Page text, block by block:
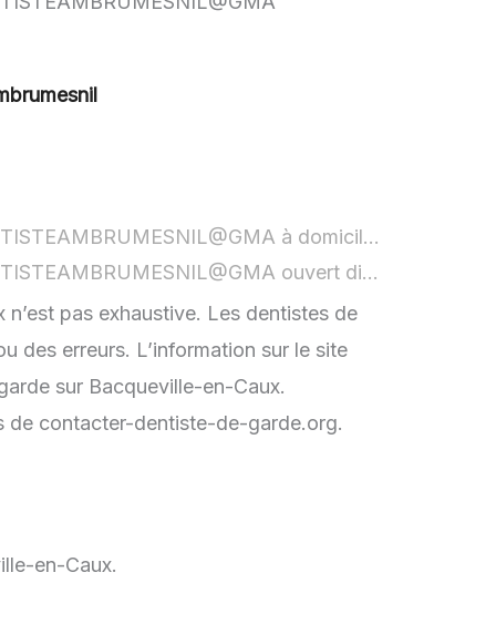
Dentiste Ambrumesnil - Dr Sami Lhaiba RDVDENTISTEAMBRUMESNIL@GMA à domicile :
Dentiste Ambrumesnil - Dr Sami Lhaiba RDVDENTISTEAMBRUMESNIL@GMA ouvert dimanche :
pas exhaustive. Les dentistes de
des erreurs. L’information sur le site
sur Bacqueville-en-Caux.
de contacter-dentiste-de-garde.org.
en-Caux.